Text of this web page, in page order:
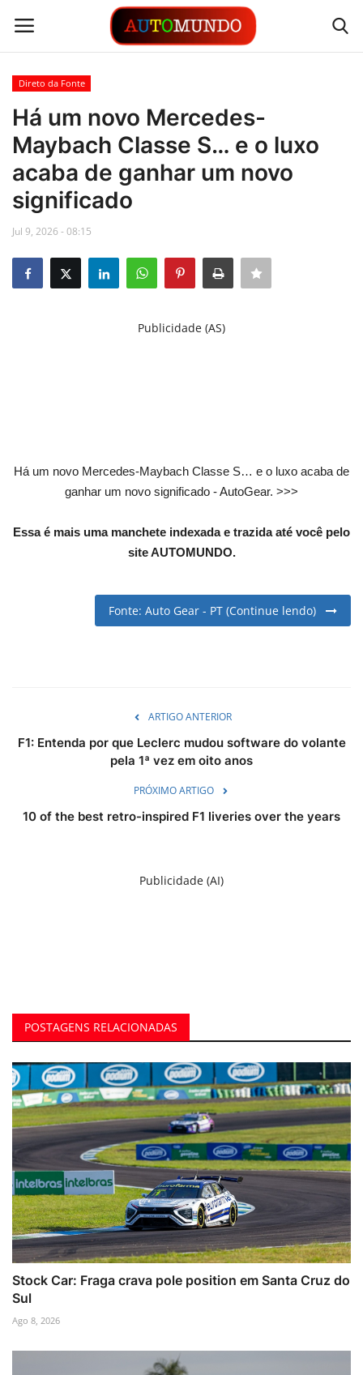
Login
Contato
Links
Busca Direta
Automóveis
Direto da Fonte
Há um novo Mercedes-
Maybach Classe S… e o luxo
acaba de ganhar um novo
significado
Jul 9, 2026 - 08:15
Publicidade (AS)
Há um novo Mercedes-Maybach Classe S… e o luxo acaba de
ganhar um novo significado - AutoGear. >>>
Essa é mais uma manchete indexada e trazida até você pelo
site AUTOMUNDO.
Fonte: Auto Gear - PT (Continue lendo)
ARTIGO ANTERIOR
F1: Entenda por que Leclerc mudou software do volante
pela 1ª vez em oito anos
PRÓXIMO ARTIGO
10 of the best retro-inspired F1 liveries over the years
Publicidade (AI)
POSTAGENS RELACIONADAS
Stock Car: Fraga crava pole position em Santa Cruz do
Sul
Ago 8, 2026